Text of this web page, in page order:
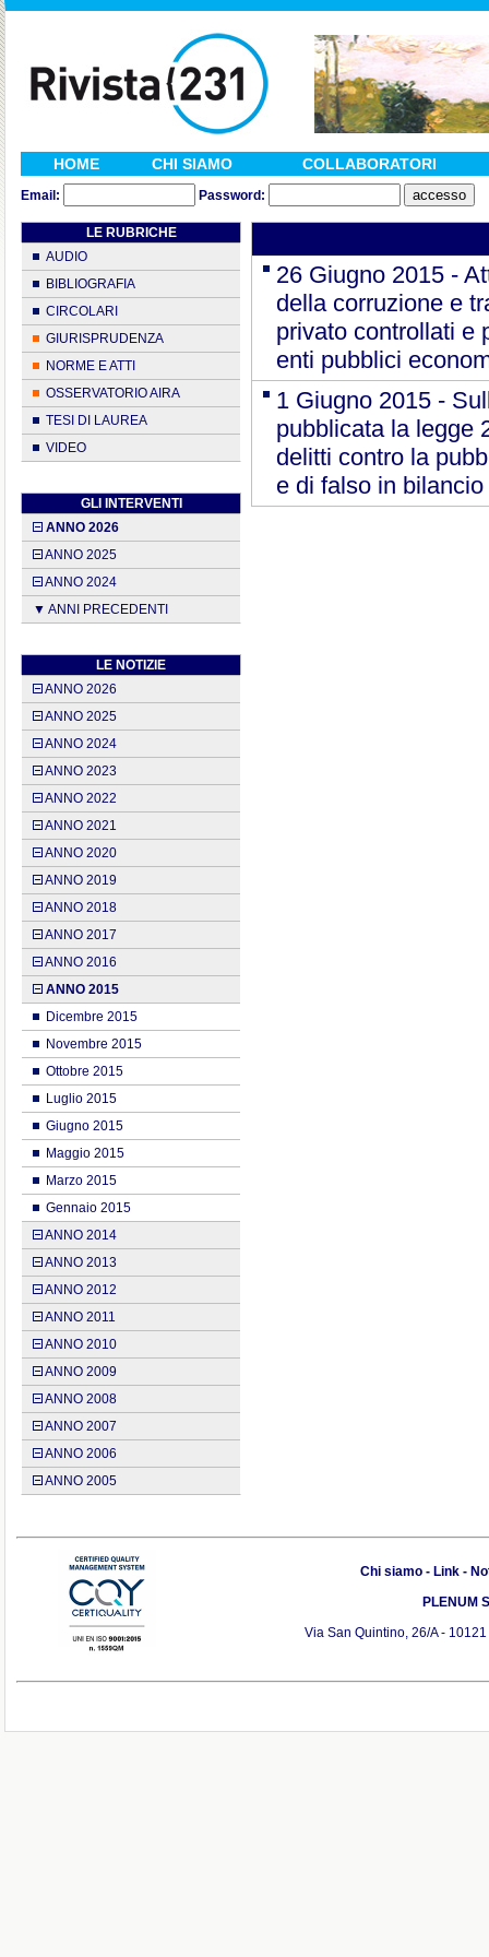
HOME CHI SIAMO COLLABORATORI
Email: Password:
LE RUBRICHE
AUDIO
BIBLIOGRAFIA
CIRCOLARI
GIURISPRUDENZA
NORME E ATTI
OSSERVATORIO AIRA
TESI DI LAUREA
VIDEO
GLI INTERVENTI
ANNO 2026
ANNO 2025
ANNO 2024
▼ ANNI PRECEDENTI
LE NOTIZIE
ANNO 2026
ANNO 2025
ANNO 2024
ANNO 2023
ANNO 2022
ANNO 2021
ANNO 2020
ANNO 2019
ANNO 2018
ANNO 2017
ANNO 2016
ANNO 2015
Dicembre 2015
Novembre 2015
Ottobre 2015
Luglio 2015
Giugno 2015
Maggio 2015
Marzo 2015
Gennaio 2015
ANNO 2014
ANNO 2013
ANNO 2012
ANNO 2011
ANNO 2010
ANNO 2009
ANNO 2008
ANNO 2007
ANNO 2006
ANNO 2005
26 Giugno 2015 -
della corruzione e
privato controllati e
enti pubblici
1 Giugno 2015 -
pubblicata la legge
delitti contro la
e di falso in bilancio
Chi siamo - Link -
PLENUM
Via San Quintino, 26/A -